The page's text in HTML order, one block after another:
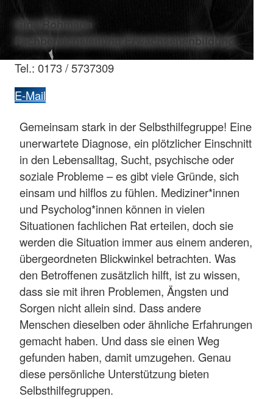
Gina Rohmann
Fachbereichsleitung Erwachsenenbildung
Tel.: 0173 / 5737309
E-Mail
Gemeinsam stark in der Selbsthilfegruppe! Eine
unerwartete Diagnose, ein plötzlicher Einschnitt
in den Lebensalltag, Sucht, psychische oder
soziale Probleme – es gibt viele Gründe, sich
einsam und hilflos zu fühlen. Mediziner*innen
und Psycholog*innen können in vielen
Situationen fachlichen Rat erteilen, doch sie
werden die Situation immer aus einem anderen,
übergeordneten Blickwinkel betrachten. Was
den Betroffenen zusätzlich hilft, ist zu wissen,
dass sie mit ihren Problemen, Ängsten und
Sorgen nicht allein sind. Dass andere
Menschen dieselben oder ähnliche Erfahrungen
gemacht haben. Und dass sie einen Weg
gefunden haben, damit umzugehen. Genau
diese persönliche Unterstützung bieten
Selbsthilfegruppen.